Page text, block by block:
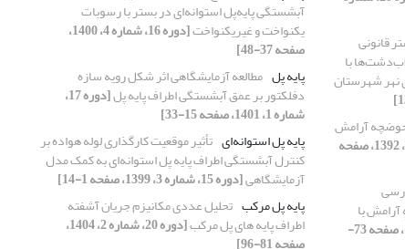
قانونی
با
نهر شهرستان
آرامش
[دوره 8، شماره 2، 1392، صفحه
با
[دوره 10، شماره 2، 1394، صفحه 73-
آبشستگی پایه‌پل استوانه‌ای در بستر با رسوبات
یکنواخت و غیر‌یکنواخت [دوره 16، شماره 4، 1400،
صفحه 37-48]
پایه پل مطالعه آزمایشگاهی اثر شکل رویه سازه
دفلکتور بر عمق آبشستگی اطراف پایه پل [دوره 17،
شماره 1، 1401، صفحه 15-33]
پایه پل استوانه‌ای تأثیر موقعیت کارگذاری لوله هواده بر
کنترل آبشستگی اطراف پایه پل استوانه‌ای به کمک مدل
آزمایشگاهی[دوره 15، شماره 3، 1399، صفحه 1-14]
پایه پل مرکب تحلیل عددی مکانیزم جریان آشفته
اطراف پایه های پل مرکب [دوره 20، شماره 2، 1404،
صفحه 81-96]